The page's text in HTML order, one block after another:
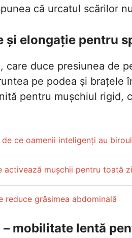
că urcatul scărilor
și elongație pentru
duce presiunea de
pe podea și brațele
pentru mușchiul rigid,
ce oamenii inteligenți au
activează mușchii pentru toată
reduce grăsimea abdominală
mobilitate lentă